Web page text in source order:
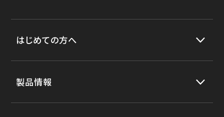
はじめての方へ
製品情報